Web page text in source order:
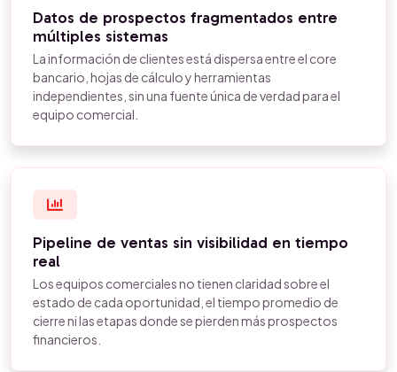
Datos de prospectos fragmentados entre
múltiples sistemas
La información de clientes está dispersa entre el core
bancario, hojas de cálculo y herramientas
independientes, sin una fuente única de verdad para el
equipo comercial.
Pipeline de ventas sin visibilidad en tiempo
real
Los equipos comerciales no tienen claridad sobre el
estado de cada oportunidad, el tiempo promedio de
cierre ni las etapas donde se pierden más prospectos
financieros.